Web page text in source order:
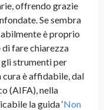
offrendo grazie
Se sembra
è proprio
di fare chiarezza
gli strumenti per
cura è affidabile, dal
(AIFA), nella
la guida ‘Non